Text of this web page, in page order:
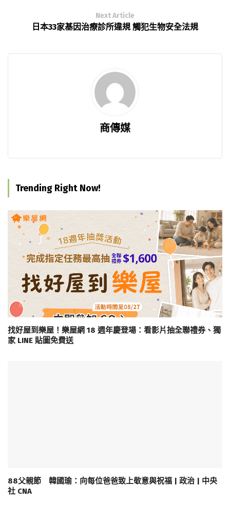
Next Article
日本33家基因治療診所違規 觸犯生物安全法規
商傳媒
Trending Right Now!
找好屋到樂屋！樂屋網 18 週年慶登場：看影片抽全聯禮券、獨
家 LINE 貼圖免費送
88父親節 韓國瑜：向每位爸爸致上敬意與祝福 | 政治 | 中央
社 CNA